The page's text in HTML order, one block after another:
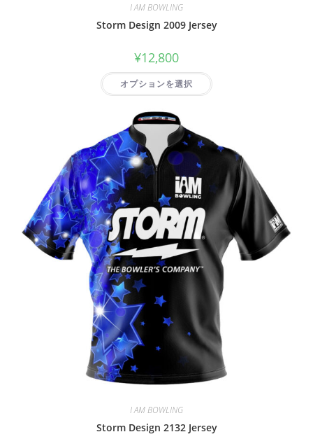
I AM BOWLING
Storm Design 2009 Jersey
¥12,800
オプションを選択
I AM BOWLING
Storm Design 2132 Jersey